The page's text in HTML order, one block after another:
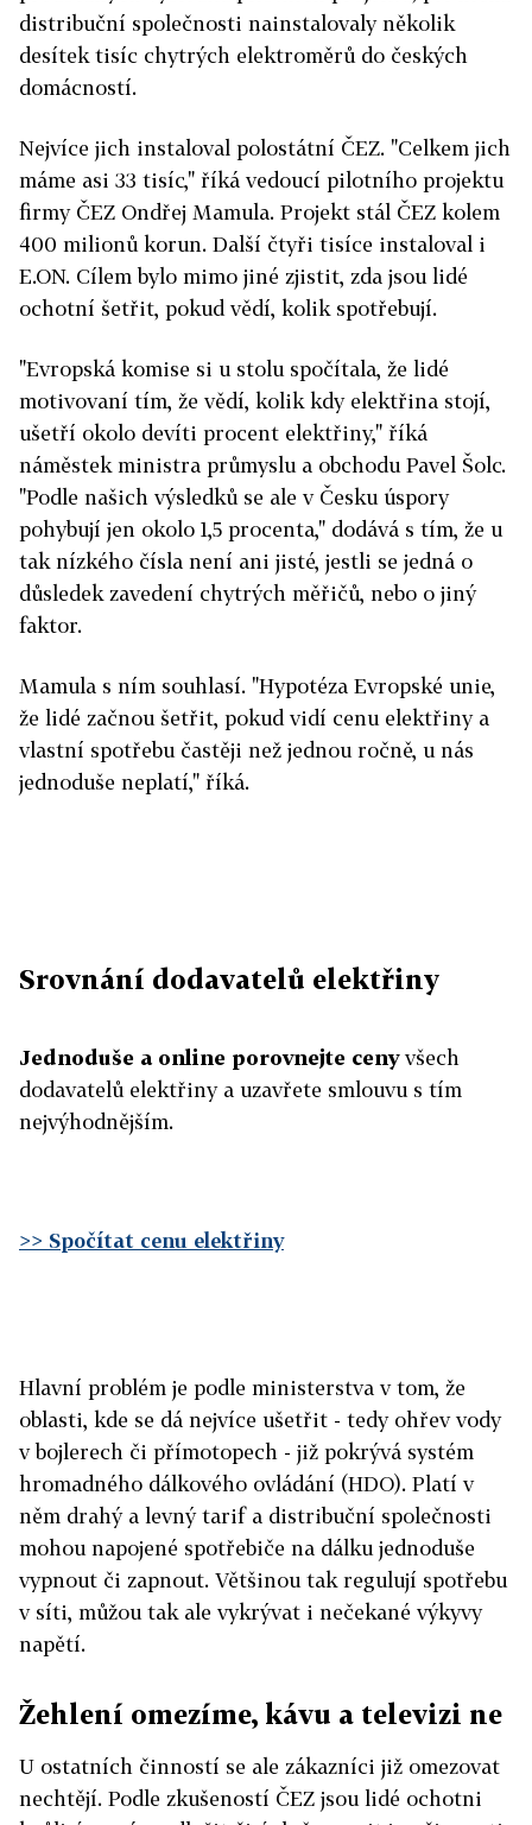
distribuční společnosti nainstalovaly několik
desítek tisíc chytrých elektroměrů do českých
domácností.
Nejvíce jich instaloval polostátní ČEZ. "Celkem jich
máme asi 33 tisíc," říká vedoucí pilotního projektu
firmy ČEZ Ondřej Mamula. Projekt stál ČEZ kolem
400 milionů korun. Další čtyři tisíce instaloval i
E.ON. Cílem bylo mimo jiné zjistit, zda jsou lidé
ochotní šetřit, pokud vědí, kolik spotřebují.
"Evropská komise si u stolu spočítala, že lidé
motivovaní tím, že vědí, kolik kdy elektřina stojí,
ušetří okolo devíti procent elektřiny," říká
náměstek ministra průmyslu a obchodu Pavel Šolc.
"Podle našich výsledků se ale v Česku úspory
pohybují jen okolo 1,5 procenta," dodává s tím, že u
tak nízkého čísla není ani jisté, jestli se jedná o
důsledek zavedení chytrých měřičů, nebo o jiný
faktor.
Mamula s ním souhlasí. "Hypotéza Evropské unie,
že lidé začnou šetřit, pokud vidí cenu elektřiny a
vlastní spotřebu častěji než jednou ročně, u nás
jednoduše neplatí," říká.
Srovnání dodavatelů elektřiny
Jednoduše a online porovnejte cenyvšech
dodavatelů elektřiny a uzavřete smlouvu s tím
nejvýhodnějším.
>> Spočítat cenu elektřiny
Hlavní problém je podle ministerstva v tom, že
oblasti, kde se dá nejvíce ušetřit - tedy ohřev vody
v bojlerech či přímotopech - již pokrývá systém
hromadného dálkového ovládání (HDO). Platí v
něm drahý a levný tarif a distribuční společnosti
mohou napojené spotřebiče na dálku jednoduše
vypnout či zapnout. Většinou tak regulují spotřebu
v síti, můžou tak ale vykrývat i nečekané výkyvy
napětí.
Žehlení omezíme, kávu a televizi ne
U ostatních činností se ale zákazníci již omezovat
nechtějí. Podle zkušeností ČEZ jsou lidé ochotni